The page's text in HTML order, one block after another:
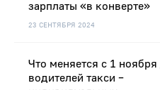
23 СЕНТЯБРЯ 2024
зарплаты «в конверте»
Что меняется с 1
водителей такси –